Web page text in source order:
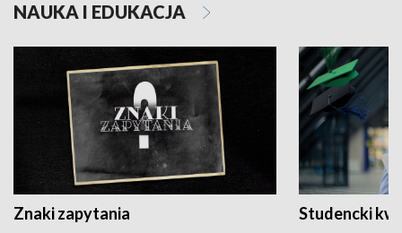
NAUKA I EDUKACJA
Znaki zapytania Studencki